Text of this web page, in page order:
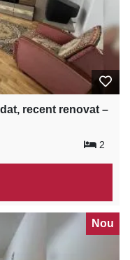
recent renovat –
2
Nou